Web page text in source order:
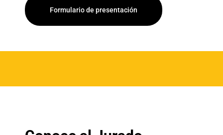
Formulario de presentación